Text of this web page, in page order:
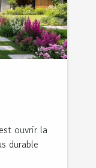
ouvrir la
durable